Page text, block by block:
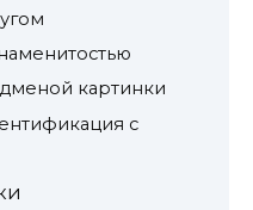
картинки
с